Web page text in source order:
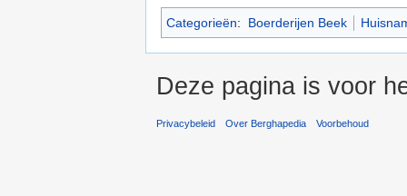
Categorieën: Boerderijen Beek
Deze pagina is voor
Privacybeleid Over Berghapedia Voorbehoud